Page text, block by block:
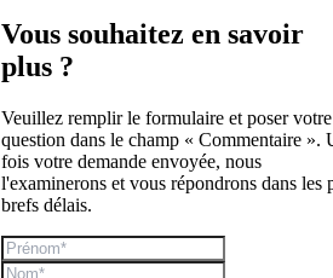
Vous souhaitez en savoir
plus ?
Veuillez remplir le formulaire et poser votre
question dans le champ « Commentaire ».
fois votre demande envoyée, nous
l'examinerons et vous répondrons dans les
brefs délais.